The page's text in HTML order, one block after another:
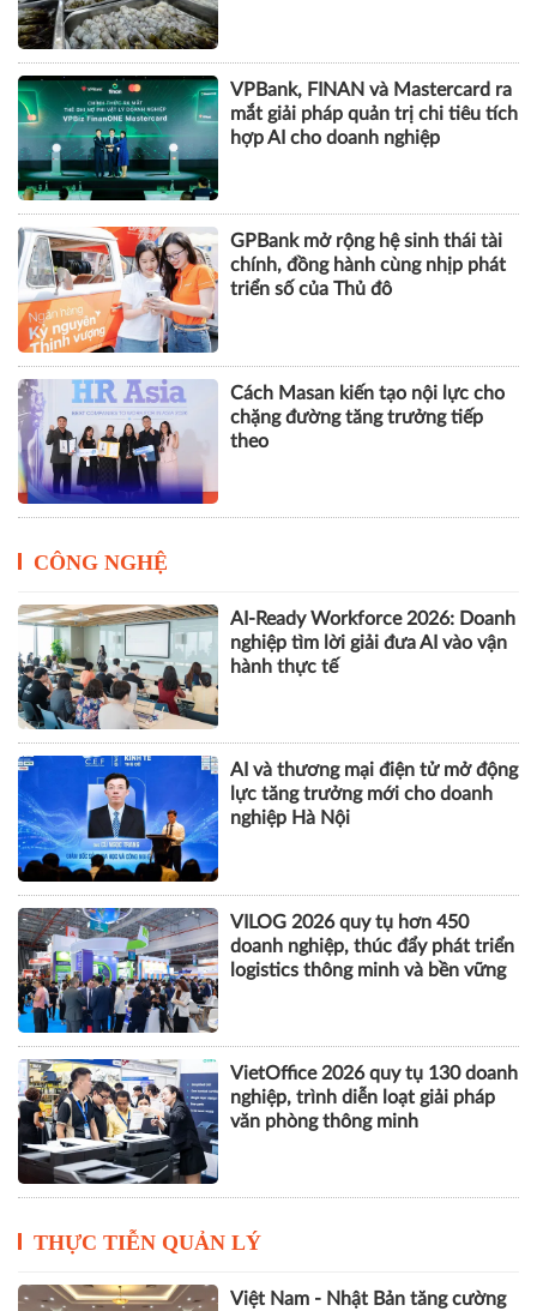
VPBank, FINAN và Mastercard ra
mắt giải pháp quản trị chi tiêu tích
hợp AI cho doanh nghiệp
GPBank mở rộng hệ sinh thái tài
chính, đồng hành cùng nhịp phát
triển số của Thủ đô
Cách Masan kiến tạo nội lực cho
chặng đường tăng trưởng tiếp
theo
CÔNG NGHỆ
AI-Ready Workforce 2026: Doanh
nghiệp tìm lời giải đưa AI vào vận
hành thực tế
AI và thương mại điện tử mở động
lực tăng trưởng mới cho doanh
nghiệp Hà Nội
VILOG 2026 quy tụ hơn 450
doanh nghiệp, thúc đẩy phát triển
logistics thông minh và bền vững
VietOffice 2026 quy tụ 130 doanh
nghiệp, trình diễn loạt giải pháp
văn phòng thông minh
THỰC TIỄN QUẢN LÝ
Việt Nam - Nhật Bản tăng cường